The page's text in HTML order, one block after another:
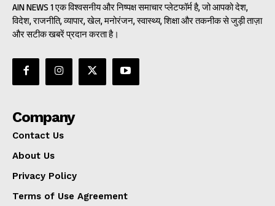
AIN NEWS 1 एक विश्वसनीय और निष्पक्ष समाचार प्लेटफॉर्म है, जो आपको देश,
विदेश, राजनीति, व्यापार, खेल, मनोरंजन, स्वास्थ्य, शिक्षा और तकनीक से जुड़ी ताज़ा
और सटीक खबरें प्रदान करता है।
Company
Contact Us
About Us
Privacy Policy
Terms of Use Agreement